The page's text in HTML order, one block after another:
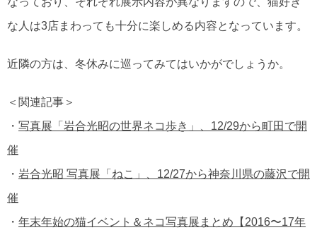
な人は3店まわっても十分に楽しめる内容となっています。
近隣の方は、冬休みに巡ってみてはいかがでしょうか。
＜関連記事＞
・ 写真展「岩合光昭の世界ネコ歩き」、12/29から町田で開
催
・ 岩合光昭 写真展「ねこ」、12/27から神奈川県の藤沢で開
催
・ 年末年始の猫イベント＆ネコ写真展まとめ【2016〜17年